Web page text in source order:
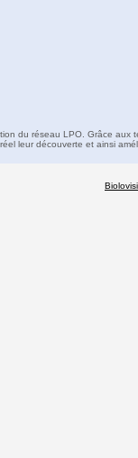
du réseau LPO. Grâce
leur découverte et ainsi